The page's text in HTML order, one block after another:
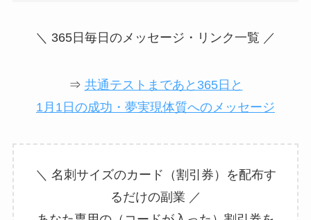
＼ 365日毎日のメッセージ・リンク一覧 ／
⇒ 共通テストまであと365日と
1月1日の成功・夢実現体質へのメッセージ
＼ 名刺サイズのカード（割引券）を配布す
るだけの副業 ／